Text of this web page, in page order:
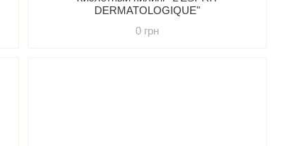
DERMATOLOGIQUE"
0 грн